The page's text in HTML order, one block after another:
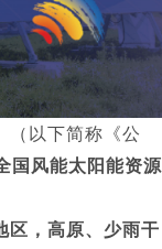
（以下简称《公
国风能太阳能资源
区，高原、少雨干